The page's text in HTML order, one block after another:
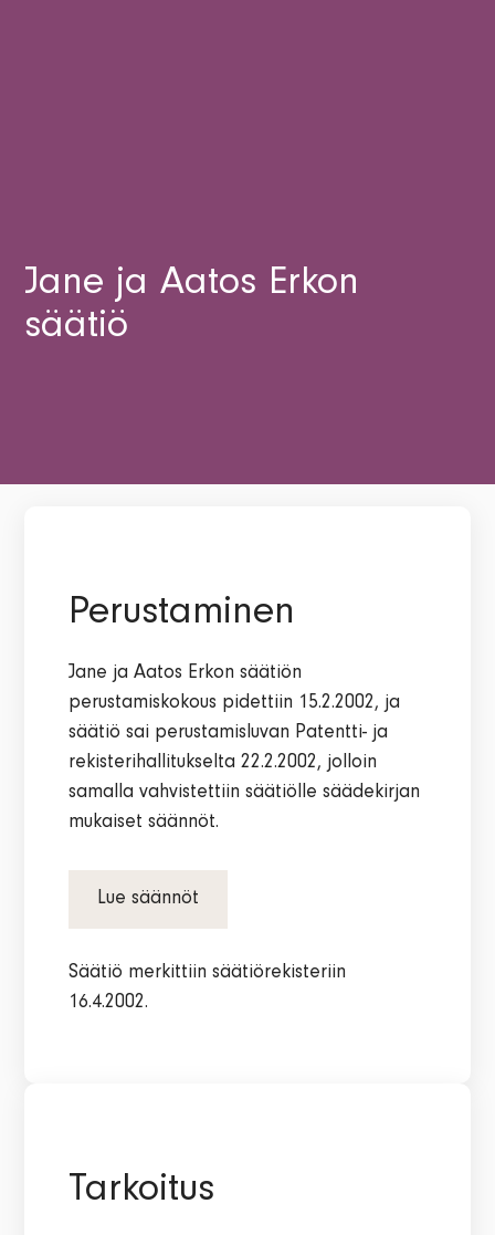
Jane ja Aatos Erkon
säätiö
Perustaminen
Jane ja Aatos Erkon säätiön
perustamiskokous pidettiin 15.2.2002, ja
säätiö sai perustamisluvan Patentti- ja
rekisterihallitukselta 22.2.2002, jolloin
samalla vahvistettiin säätiölle säädekirjan
mukaiset säännöt.
Lue säännöt
Säätiö merkittiin säätiörekisteriin
16.4.2002.
Tarkoitus